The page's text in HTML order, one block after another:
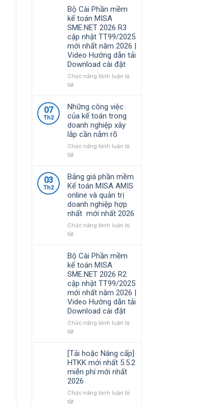
mới
nhất
năm
2026
|
Video
Hướng
tải
Download
đặt
định
68/2026/NĐ-
CP
quy
định
về
chính
sách
thuế
và
thuế
đối
với
hộ
kinh
doanh,
kinh
doanh
Bộ Cài Phần mềm
kế toán MISA
SME.NET 2026 R3
cập nhật TT99/2025
mới nhất năm 2026 |
Video Hướng dẫn tải
Download cài đặt
Chức năng bình luận bị
tắtở
Phần
mềm
kế
toán
MISA
SME.NET
R3
cập
nhật
TT99/2025
mới
nhất
năm
2026
Hướng
dẫn
tải
Download
cài
đặt
07
Th2
Những công việc
của kế toán trong
doanh nghiệp xây
lắp cần nắm rõ
Chức năng bình luận bị
tắtở
công
việc
của
kế
toán
trong
doanh
nghiệp
cần
nắm
rõ
03
Th2
Bảng giá phần mềm
Kế toán MISA AMIS
online và quản trị
doanh nghiệp hợp
nhất mới nhất 2026
Chức năng bình luận bị
tắtở
giá
phần
mềm
Kế
toán
MISA
AMIS
online
và
quản
nghiệp
hợp
nhất
mới
nhất
2026
Bộ Cài Phần mềm
kế toán MISA
SME.NET 2026 R2
cập nhật TT99/2025
mới nhất năm 2026 |
Video Hướng dẫn tải
Download cài đặt
Chức năng bình luận bị
tắtở
Cài
Phần
mềm
kế
toán
MISA
SME.NET
[Tải hoặc Nâng cấp]
HTKK mới nhất 5.5.2
miễn phí mới nhất
2026
Chức năng bình luận bị
tắtở